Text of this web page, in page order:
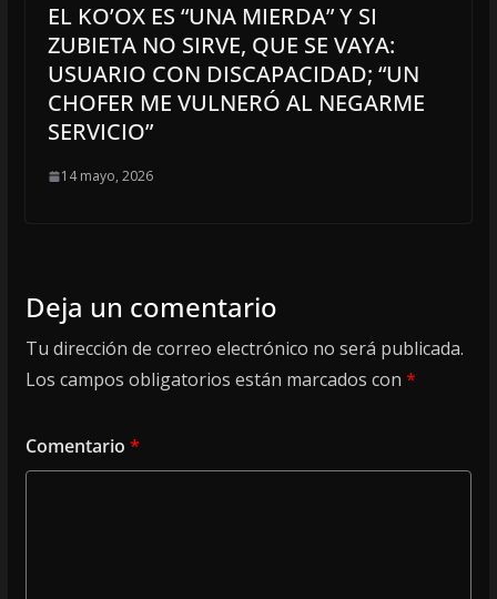
EL KO’OX ES “UNA MIERDA” Y SI
ZUBIETA NO SIRVE, QUE SE VAYA:
USUARIO CON DISCAPACIDAD; “UN
CHOFER ME VULNERÓ AL NEGARME
SERVICIO”
14 mayo, 2026
Deja un comentario
Tu dirección de correo electrónico no será publicada.
Los campos obligatorios están marcados con *
Comentario *